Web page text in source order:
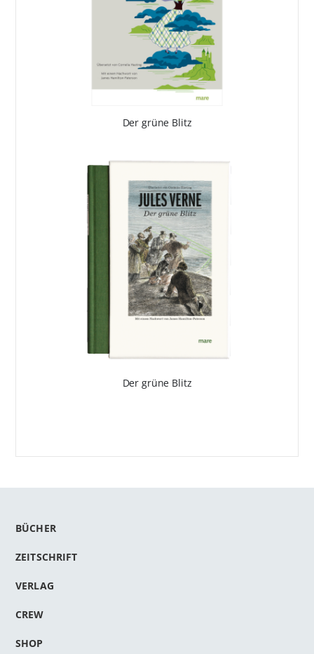
Der grüne Blitz
Der grüne Blitz
BÜCHER
ZEITSCHRIFT
VERLAG
CREW
SHOP